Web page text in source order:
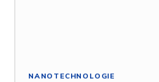
NANOTECHNOLOGIE